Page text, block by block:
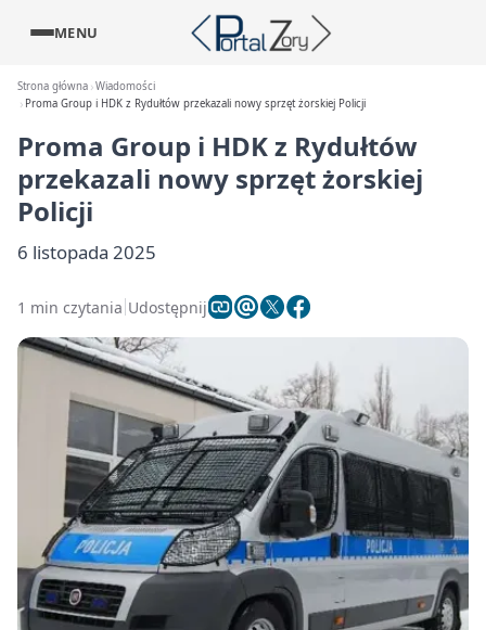
MENU
Strona główna Wiadomości
Proma Group i HDK z Rydułtów przekazali nowy sprzęt żorskiej Policji
Proma Group i HDK z Rydułtów
przekazali nowy sprzęt żorskiej
Policji
6 listopada 2025
1 min czytania Udostępnij